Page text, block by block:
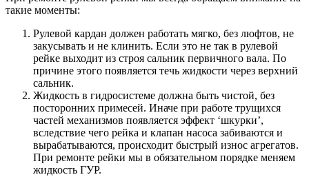
такие моменты:
Рулевой кардан должен работать мягко, без люфтов, не
закусывать и не клинить. Если это не так в рулевой
рейке выходит из строя сальник первичного вала. По
причине этого появляется течь жидкости через верхний
сальник.
Жидкость в гидросистеме должна быть чистой, без
посторонних примесей. Иначе при работе трущихся
частей механизмов появляется эффект ‘шкурки’,
вследствие чего рейка и клапан насоса забиваются и
вырабатываются, происходит быстрый износ агрегатов.
При ремонте рейки мы в обязательном порядке меняем
жидкость ГУР.